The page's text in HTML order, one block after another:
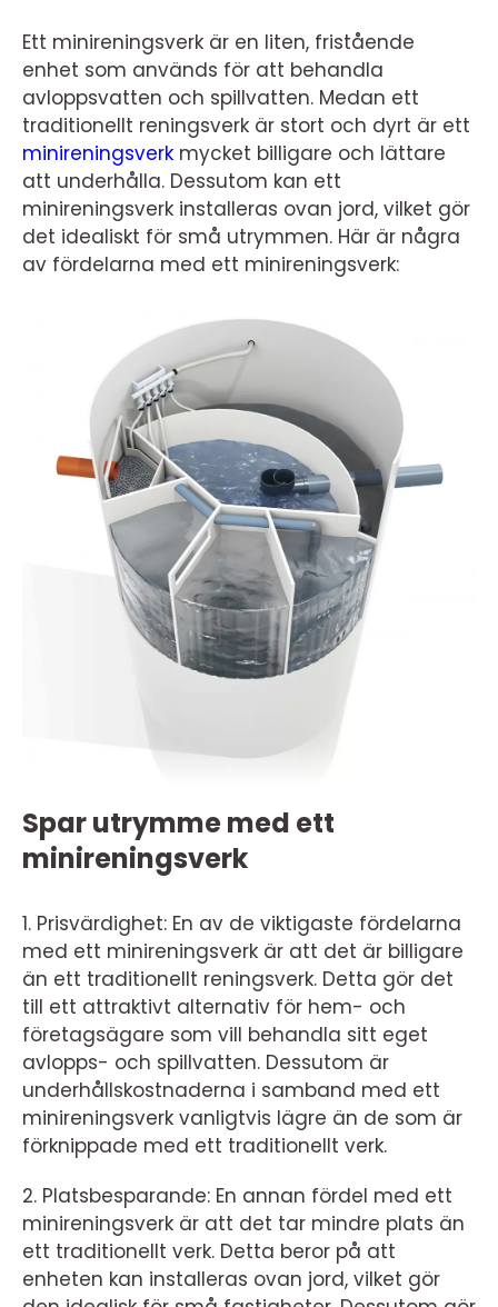
Ett minireningsverk är en liten, fristående
enhet som används för att behandla
avloppsvatten och spillvatten. Medan ett
traditionellt reningsverk är stort och dyrt är ett
minireningsverk mycket billigare och lättare
att underhålla. Dessutom kan ett
minireningsverk installeras ovan jord, vilket gör
det idealiskt för små utrymmen. Här är några
av fördelarna med ett minireningsverk:
Spar utrymme med ett
minireningsverk
1. Prisvärdighet: En av de viktigaste fördelarna
med ett minireningsverk är att det är billigare
än ett traditionellt reningsverk. Detta gör det
till ett attraktivt alternativ för hem- och
företagsägare som vill behandla sitt eget
avlopps- och spillvatten. Dessutom är
underhållskostnaderna i samband med ett
minireningsverk vanligtvis lägre än de som är
förknippade med ett traditionellt verk.
2. Platsbesparande: En annan fördel med ett
minireningsverk är att det tar mindre plats än
ett traditionellt verk. Detta beror på att
enheten kan installeras ovan jord, vilket gör